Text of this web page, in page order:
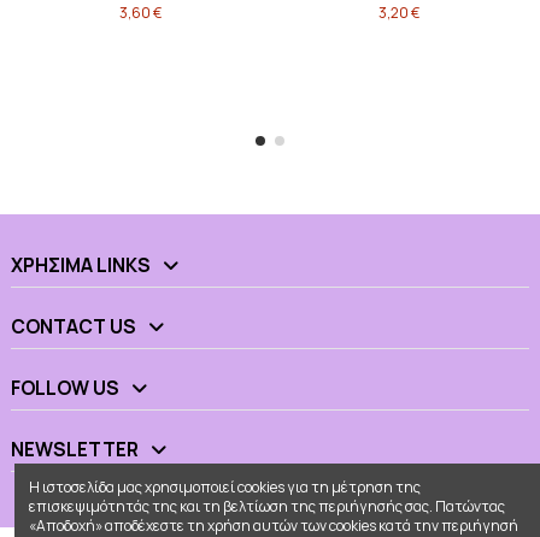
3,60 €
3,20 €
ΧΡΉΣΙΜΑ LINKS
CONTACT US
FOLLOW US
NEWSLETTER
Η ιστοσελίδα μας χρησιμοποιεί cookies για τη μέτρηση της
επισκεψιμότητάς της και τη βελτίωση της περιήγησής σας. Πατώντας
«Αποδοχή» αποδέχεστε τη χρήση αυτών των cookies κατά την περιήγησή